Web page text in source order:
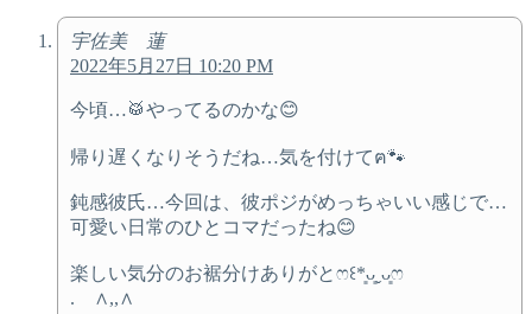
宇佐美 蓮
2022年5月27日 10:20 PM
今頃…🥁やってるのかな😊
帰り遅くなりそうだね…気を付けてฅ🐾
鈍感彼氏…今回は、彼ポジがめっちゃいい感じで…
可愛い日常のひとコマだったね😊
楽しい気分のお裾分けありがとෆ꒰*͈ᴗ͈ˬᴗ͈ෆ
. ∧,,∧